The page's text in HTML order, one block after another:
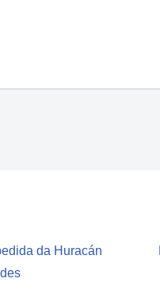
da Huracán